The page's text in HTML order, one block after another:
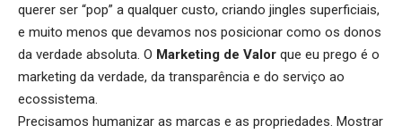
querer ser “pop” a qualquer custo, criando jingles superficiais,
e muito menos que devamos nos posicionar como os donos
da verdade absoluta. O Marketing de Valor que eu prego é o
marketing da verdade, da transparência e do serviço ao
ecossistema.
Precisamos humanizar as marcas e as propriedades. Mostrar